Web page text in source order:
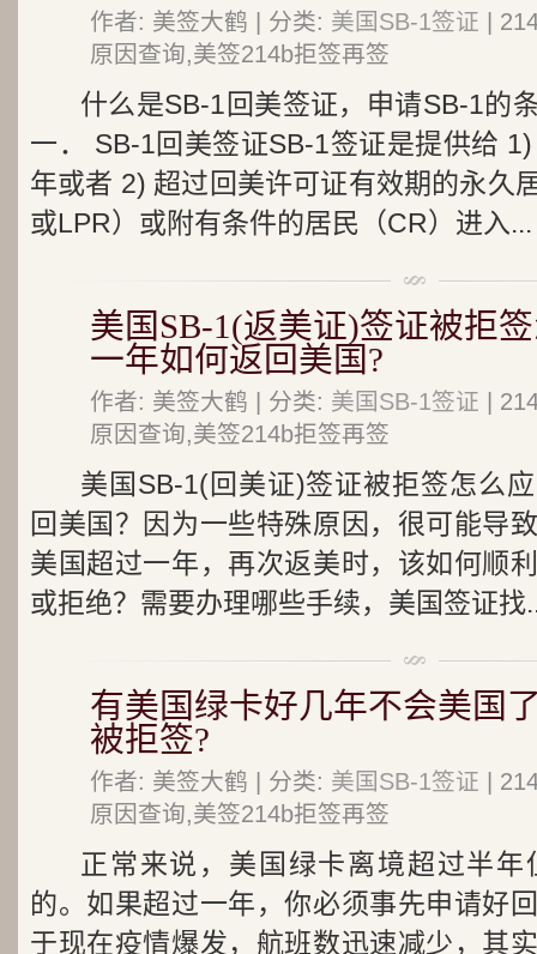
作者: 美签大鹤 | 分类: 美国SB-1签证 |
原因查询,美签214b拒签再签
什么是SB-1回美签证，申请SB-1的
一． SB-1回美签证SB-1签证是提供给
年或者 2) 超过回美许可证有效期的永久
或LPR）或附有条件的居民（CR）进入...
美国SB-1(返美证)签证被拒
一年如何返回美国?
作者: 美签大鹤 | 分类: 美国SB-1签证 |
原因查询,美签214b拒签再签
美国SB-1(回美证)签证被拒签怎么
回美国？因为一些特殊原因，很可能导
美国超过一年，再次返美时，该如何顺
或拒绝？需要办理哪些手续，美国签证找
有美国绿卡好几年不会美国
被拒签?
作者: 美签大鹤 | 分类: 美国SB-1签证 |
原因查询,美签214b拒签再签
正常来说，美国绿卡离境超过半
的。如果超过一年，你必须事先申请好
于现在疫情爆发，航班数迅速减少，其